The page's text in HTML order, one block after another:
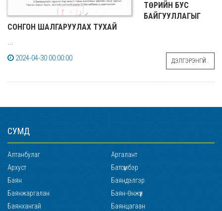
ТӨРИЙН БУС
БАЙГУУЛЛАГЫГ
СОНГОН ШАЛГАРУУЛАХ ТУХАЙ
...
2024-04-30 00:00:00
ДЭЛГЭРЭНГҮЙ..
СУМД
Алтанбулаг
Аргалант
Архуст
Батсүмбэр
Баян
Баяндэлгэр
Баянжаргалан
Баян-Өнжүүл
Баянхангай
Баянцагаан